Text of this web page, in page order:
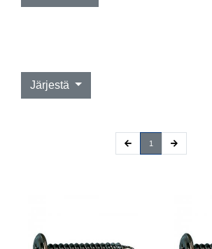
Järjestä
1 (current)